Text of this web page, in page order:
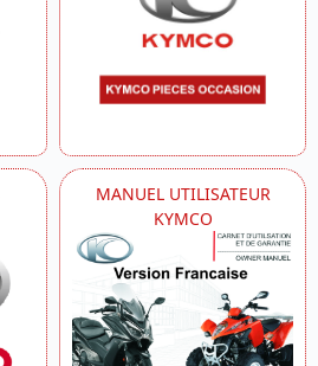
MANUEL UTILISATEUR
KYMCO